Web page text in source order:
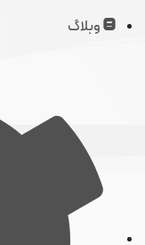
وبلاگ